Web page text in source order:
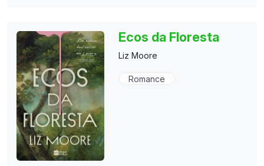
Ecos da Floresta
Liz Moore
Romance